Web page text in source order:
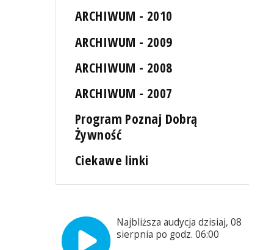
ARCHIWUM - 2010
ARCHIWUM - 2009
ARCHIWUM - 2008
ARCHIWUM - 2007
Program Poznaj Dobrą
Żywność
Ciekawe linki
Najbliższa audycja dzisiaj, 08
sierpnia po godz. 06:00